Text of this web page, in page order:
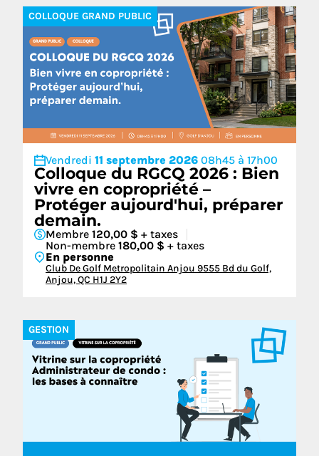
COLLOQUE GRAND PUBLIC
Vendredi 11 septembre 2026 08h45 à 17h00
Colloque du RGCQ 2026 : Bien
vivre en copropriété –
Protéger aujourd'hui, préparer
demain.
Membre 120,00 $ + taxes
Non-membre 180,00 $ + taxes
En personne
Club De Golf Metropolitain Anjou 9555 Bd du Golf,
Anjou, QC H1J 2Y2
GESTION